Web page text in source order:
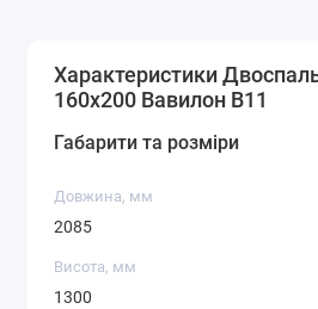
Характеристики
160x200 Вавилон В11
Габарити та розміри
Довжина, мм
2085
Висота, мм
1300